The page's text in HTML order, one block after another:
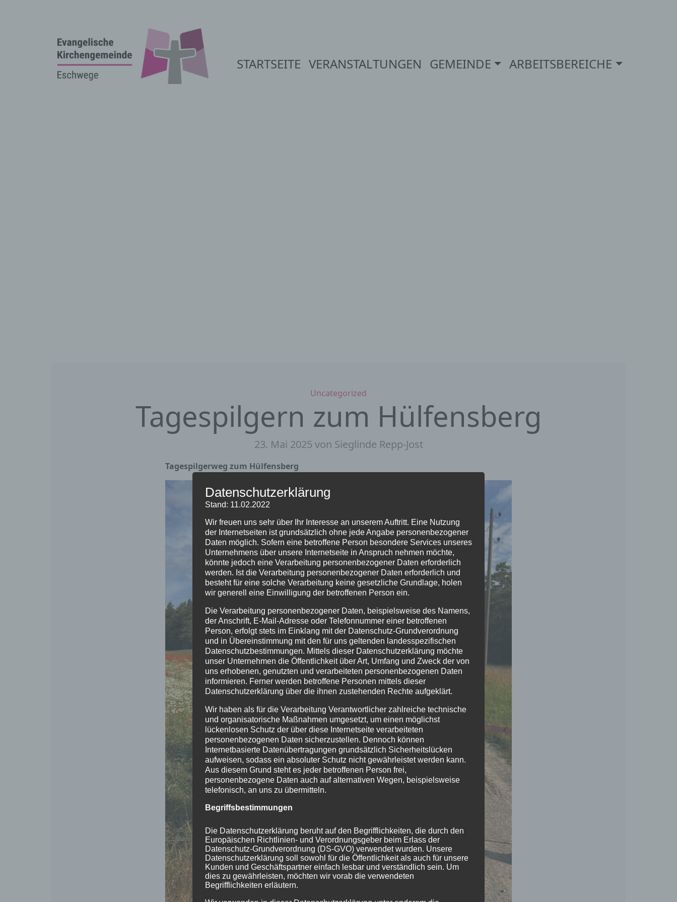
STARTSEITE VERANSTALTUNGEN GEMEINDE ARBEITSBEREICHE
Kategorien
Uncategorized
Tagespilgern zum Hülfensberg
23. Mai 2025 von Sieglinde Repp-Jost
Tagespilgerweg zum Hülfensberg
Datenschutzerklärung
Stand: 11.02.2022
Wir freuen uns sehr über Ihr Interesse an unserem Auftritt. Eine Nutzung
der Internetseiten ist grundsätzlich ohne jede Angabe personenbezogener
Daten möglich. Sofern eine betroffene Person besondere Services unseres
Unternehmens über unsere Internetseite in Anspruch nehmen möchte,
könnte jedoch eine Verarbeitung personenbezogener Daten erforderlich
werden. Ist die Verarbeitung personenbezogener Daten erforderlich und
besteht für eine solche Verarbeitung keine gesetzliche Grundlage, holen
wir generell eine Einwilligung der betroffenen Person ein.
Die Verarbeitung personenbezogener Daten, beispielsweise des Namens,
der Anschrift, E-Mail-Adresse oder Telefonnummer einer betroffenen
Person, erfolgt stets im Einklang mit der Datenschutz-Grundverordnung
und in Übereinstimmung mit den für uns geltenden landesspezifischen
Datenschutzbestimmungen. Mittels dieser Datenschutzerklärung möchte
unser Unternehmen die Öffentlichkeit über Art, Umfang und Zweck der von
uns erhobenen, genutzten und verarbeiteten personenbezogenen Daten
informieren. Ferner werden betroffene Personen mittels dieser
Datenschutzerklärung über die ihnen zustehenden Rechte aufgeklärt.
Wir haben als für die Verarbeitung Verantwortlicher zahlreiche technische
und organisatorische Maßnahmen umgesetzt, um einen möglichst
lückenlosen Schutz der über diese Internetseite verarbeiteten
personenbezogenen Daten sicherzustellen. Dennoch können
Internetbasierte Datenübertragungen grundsätzlich Sicherheitslücken
aufweisen, sodass ein absoluter Schutz nicht gewährleistet werden kann.
Aus diesem Grund steht es jeder betroffenen Person frei,
personenbezogene Daten auch auf alternativen Wegen, beispielsweise
telefonisch, an uns zu übermitteln.
Begriffsbestimmungen
Die Datenschutzerklärung beruht auf den Begrifflichkeiten, die durch den
Europäischen Richtlinien- und Verordnungsgeber beim Erlass der
Datenschutz-Grundverordnung (DS-GVO) verwendet wurden. Unsere
Datenschutzerklärung soll sowohl für die Öffentlichkeit als auch für unsere
Kunden und Geschäftspartner einfach lesbar und verständlich sein. Um
dies zu gewährleisten, möchten wir vorab die verwendeten
Begrifflichkeiten erläutern.